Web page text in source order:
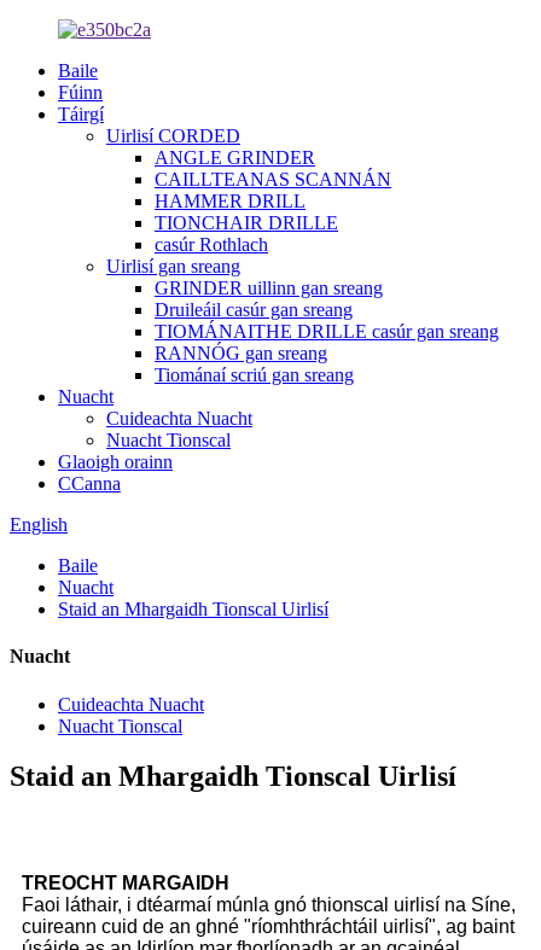
Baile
Fúinn
Táirgí
Uirlisí CORDED
ANGLE GRINDER
CAILLTEANAS SCANNÁN
HAMMER DRILL
TIONCHAIR DRILLE
casúr Rothlach
Uirlisí gan sreang
GRINDER uillinn gan sreang
Druileáil casúr gan sreang
TIOMÁNAITHE DRILLE casúr gan sreang
RANNÓG gan sreang
Tiománaí scriú gan sreang
Nuacht
Cuideachta Nuacht
Nuacht Tionscal
Glaoigh orainn
CCanna
English
Baile
Nuacht
Staid an Mhargaidh Tionscal Uirlisí
Nuacht
Cuideachta Nuacht
Nuacht Tionscal
Staid an Mhargaidh Tionscal Uirlisí
TREOCHT MARGAIDH
Faoi láthair, i dtéarmaí múnla gnó thionscal uirlisí na Síne,
cuireann cuid de an ghné "ríomhthráchtáil uirlisí", ag baint